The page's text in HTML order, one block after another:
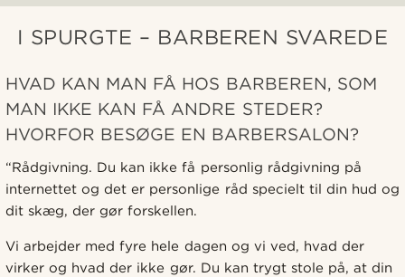
I SPURGTE – BARBEREN SVAREDE
HVAD KAN MAN FÅ HOS BARBEREN, SOM
MAN IKKE KAN FÅ ANDRE STEDER?
HVORFOR BESØGE EN BARBERSALON?
“Rådgivning. Du kan ikke få personlig rådgivning på
internettet og det er personlige råd specielt til din hud og
dit skæg, der gør forskellen.
Vi arbejder med fyre hele dagen og vi ved, hvad der
virker og hvad der ikke gør. Du kan trygt stole på, at din